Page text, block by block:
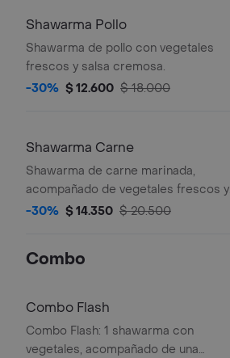
Shawarma Pollo
Shawarma de pollo con vegetales
frescos y salsa cremosa.
-30% $ 12.600 $ 18.000
Shawarma Carne
Shawarma de carne marinada,
acompañado de vegetales frescos y
salsas.
-30% $ 14.350 $ 20.500
Combo
Combo Flash
Combo Flash: 1 shawarma con
vegetales, acompañado de una